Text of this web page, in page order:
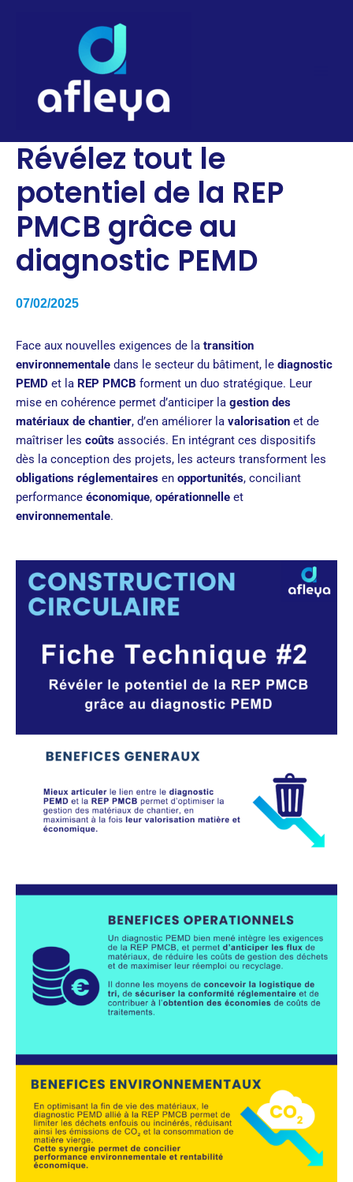
Révélez tout le
potentiel de la REP
PMCB grâce au
diagnostic PEMD
07/02/2025
Face aux nouvelles exigences de la transition
environnementale dans le secteur du bâtiment, le diagnostic
PEMD et la REP PMCB forment un duo stratégique. Leur
mise en cohérence permet d’anticiper la gestion des
matériaux de chantier, d’en améliorer la valorisation et de
maîtriser les coûts associés. En intégrant ces dispositifs
dès la conception des projets, les acteurs transforment les
obligations réglementaires en opportunités, conciliant
performance économique, opérationnelle et
environnementale.